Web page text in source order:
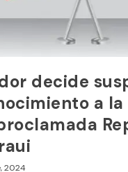
decide
a la
2024